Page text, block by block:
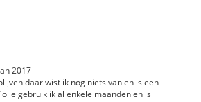
2017
daar wist ik nog niets van en is een
gebruik ik al enkele maanden en is